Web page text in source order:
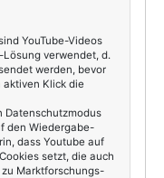
die jeweils ein
In all die
gepackt, aber
genießen,
Kindern nun …
so lieb.
YouTube-Videos
verwendet, d.
werden, bevor
Klick die
Datenschutzmodus
den Wiedergabe-
dass Youtube auf
setzt, die auch
Marktforschungs-